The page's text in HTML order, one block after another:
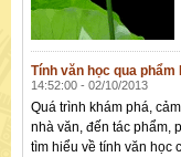
Tính văn học qua
14:52:00 - 02/10/2013
Quá trình khám phá,
nhà văn, đến tác phẩm,
tìm hiểu về tính văn học